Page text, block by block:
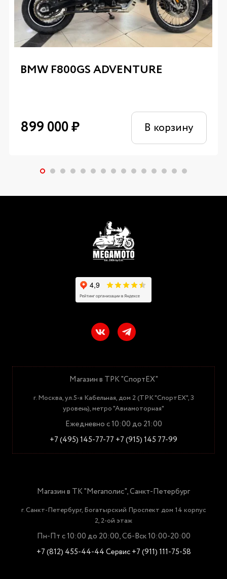
BMW F800GS ADVENTURE
899 000₽ В корзину
Магазин в ТРК "СпортЕХ"
г. Москва, ул.5-я Кабельная, дом 2 (ТРК "СпортЕХ", 3
уровень), метро "Авиамоторная"
Ежедневно с 10:00 до 21:00
+7 (495) 145-77-77 +7 (915) 145 77-99
Магазин в ТК "Мегаполис", Санкт-Петербург
г. Санкт-Петербург, Богатырский Проспект дом 14 корпус
2, 2-ой этаж
Пн-Пт с 10:00 до 20:00, Сб-Вск 10:00-20:00
+7 (812) 455-44-44Сервис +7 (911) 111-75-58